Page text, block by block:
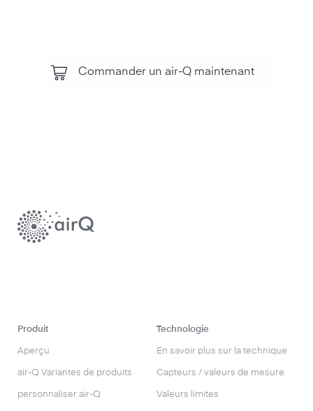
Commander un air-Q maintenant
Produit
Aperçu
air-Q Variantes de produits
personnaliser air-Q
Technologie
En savoir plus sur la technique
Capteurs / valeurs de mesure
Valeurs limites